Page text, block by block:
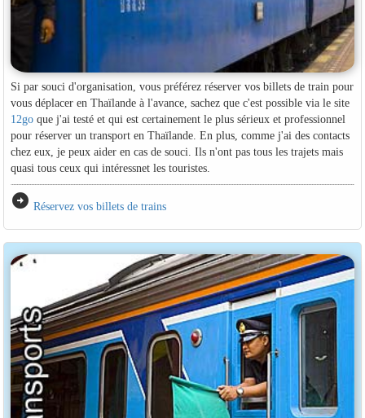
Si par souci d'organisation, vous préférez réserver vos billets de train pour
vous déplacer en Thaïlande à l'avance, sachez que c'est possible via le site
12goque j'ai testé et qui est certainement le plus sérieux et professionnel
pour réserver un transport en Thaïlande. En plus, comme j'ai des contacts
chez eux, je peux aider en cas de souci. Ils n'ont pas tous les trajets mais
quasi tous ceux qui intéressnet les touristes.
arrow_circle_right Réservez vos billets de trains